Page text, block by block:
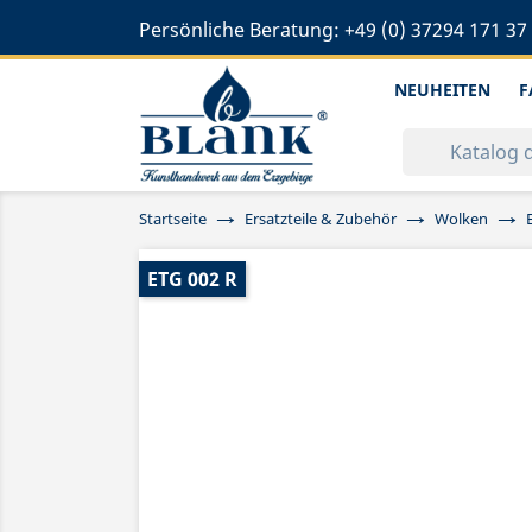
Persönliche Beratung: +49 (0) 37294 171 37
NEUHEITEN
Startseite Ersatzteile & Zubehör Wolken
ETG 002 R